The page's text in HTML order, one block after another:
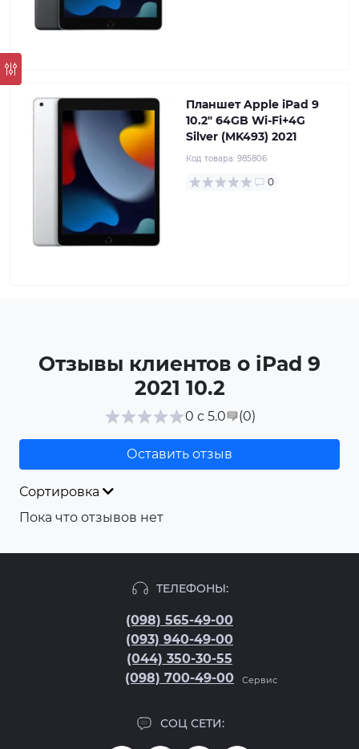
Планшет Apple iPad 9
10.2" 64GB Wi-Fi+4G
Silver (MK493) 2021
Код товара: 985806
0
Отзывы клиентов о iPad 9
2021 10.2
0 с 5.0 (0)
Оставить отзыв
Сортировка
Пока что отзывов нет
ТЕЛЕФОНЫ:
(098) 565-49-00
(093) 940-49-00
(044) 350-30-55
(098) 700-49-00
Сервис
СОЦ СЕТИ: